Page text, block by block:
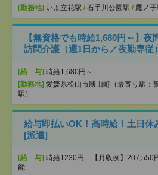
[勤務地] いよ立花駅 / 石手川公園駅 / 鷹ノ子
【無資格でも時給1,680円～】夜
訪問介護（週1日から／夜勤専従
[給 与] 時給1,680円～
[勤務地] 愛媛県松山市勝山町（最寄り駅：
駅）
給与即払いOK！高時給！土日休
[派遣]
[給 与] 時給1230円 【月収例】207,550
能